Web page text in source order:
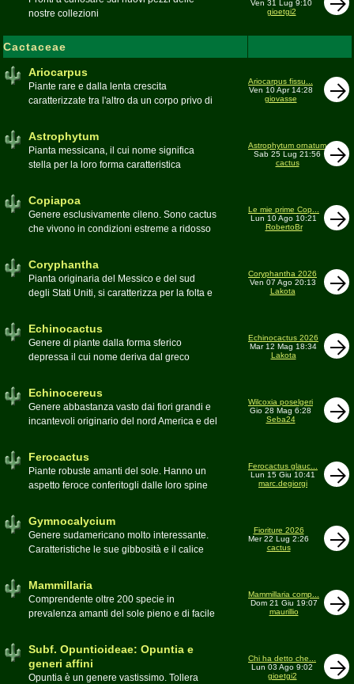
nostre collezioni
Ven 31 Lug 9:10
gioetgi2
Cactaceae
Ariocarpus
Piante rare e dalla lenta crescita
caratterizzate tra l'altro da un corpo privo di
alto rischio di scomparsa in habitat. Amanti
di terricci calcarei e ben drenati
Moderatore
Ariocarpus fissu...
Ven 10 Apr 14:28
giovasse
Astrophytum
Pianta messicana, il cui nome significa
stella per la loro forma caratteristica
Astrophytum ornatum
Sab 25 Lug 21:56
cactus
Copiapoa
Genere esclusivamente cileno. Sono cactus
che vivono in condizioni estreme a ridosso
ModeratoreLuca
Le mie prime Cop...
Lun 10 Ago 10:21
RobertoBr
Coryphantha
Pianta originaria del Messico e del sud
degli Stati Uniti, si caratterizza per la folta e
ànthos (fiore) per via dei suoi fiori che
spuntano sulla cima della pianta
Moderatore
Coryphantha 2026
Ven 07 Ago 20:13
Lakota
Echinocactus
Genere di piante dalla forma sferico
depressa il cui nome deriva dal greco
denominati cactus barile per il loro notevole
pessimo
Echinocactus 2026
Mar 12 Mag 18:34
Lakota
Echinocereus
Genere abbastanza vasto dai fiori grandi e
incantevoli originario del nord America e del
Wilcoxia poselgeri
Gio 28 Mag 6:28
Seba24
Ferocactus
Piante robuste amanti del sole. Hanno un
aspetto feroce conferitogli dalle loro spine
Ferocactus glauc...
Lun 15 Giu 10:41
marc.degiorgi
Gymnocalycium
Genere sudamericano molto interessante.
Caratteristiche le sue gibbosità e il calice
Fioriture 2026
Mer 22 Lug 2:26
cactus
Mammillaria
Comprendente oltre 200 specie in
prevalenza amanti del sole pieno e di facile
Mammillaria comp...
Dom 21 Giu 19:07
maurillio
Subf. Opuntioideae: Opuntia e
generi affini
Opuntia è un genere vastissimo. Tollera
Chi ha detto che...
Lun 03 Ago 9:02
gioetgi2